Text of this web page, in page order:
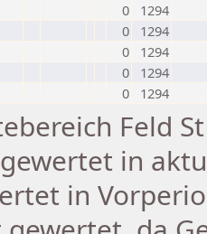
0
1294
0
1294
0
1294
0
1294
0 1294
Feld
in
in